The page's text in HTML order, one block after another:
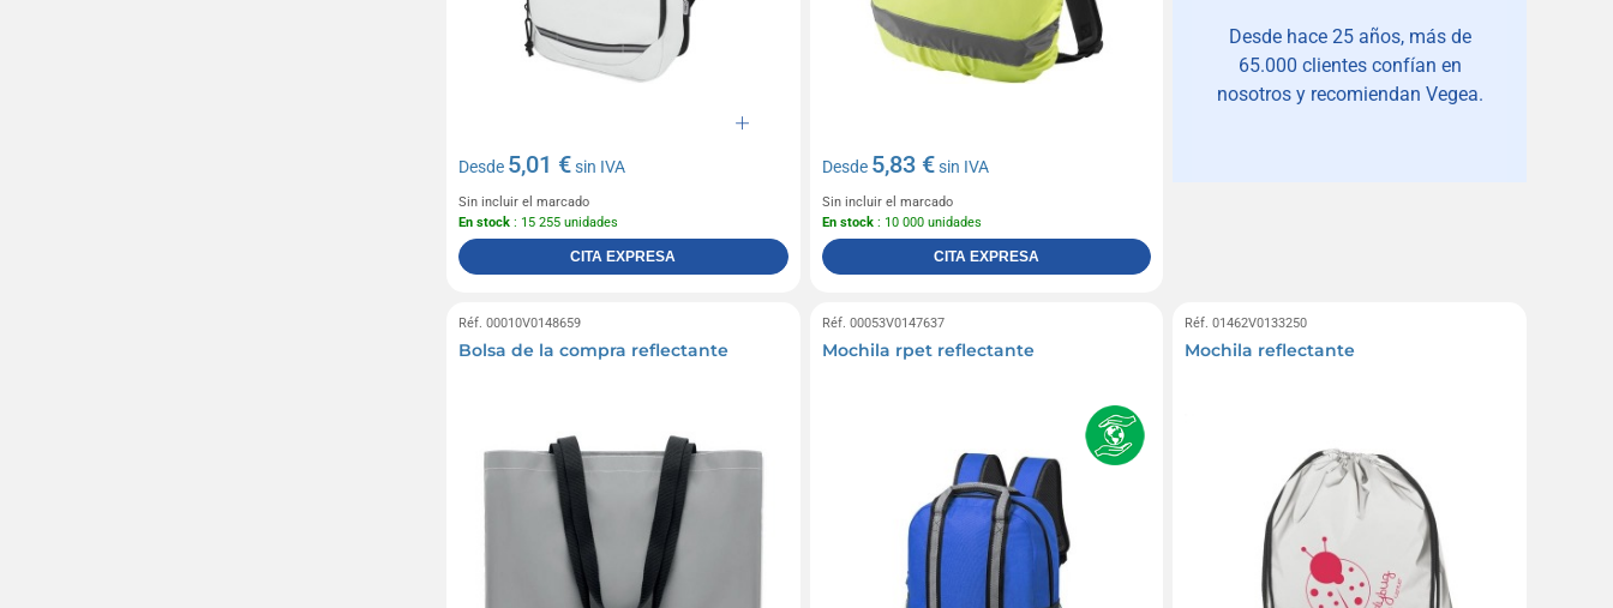
Desde 5,01 €sin IVA
Sin incluir el marcado
En stock : 15 255 unidades
CITA EXPRESA
Desde 5,83 €sin IVA
Sin incluir el marcado
En stock: 10 000 unidades
CITA EXPRESA
Desde hace 25 años, más de
65.000 clientes confían en
nosotros y recomiendan Vegea.
Réf. 00010V0148659
Bolsa de la compra reflectante
Réf. 00053V0147637
Mochila rpet reflectante
Réf. 01462V0133250
Mochila reflectante